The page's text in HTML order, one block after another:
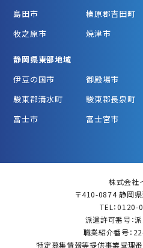
島田市
榛原郡吉田町
牧之原市
焼津市
静岡県東部地域
伊豆の国市
御殿場市
駿東郡清水町
駿東郡長泉町
富士市
富士宮市
株式会社
〒410-0874 静岡
TEL：0120-
派遣許可番号：
職業紹介番号：
特定募集情報等提供事業受理番